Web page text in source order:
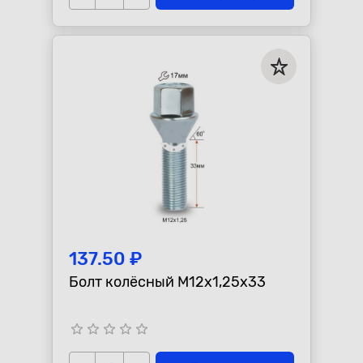
137.50 ₽
Болт колёсный М12х1,25x33
star_border star_border star_border star_border star_border